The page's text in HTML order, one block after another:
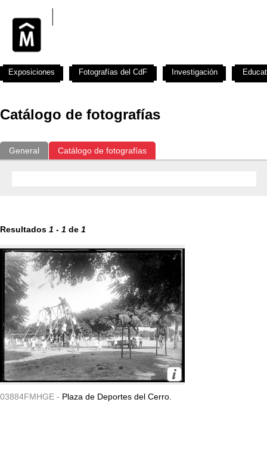
Catálogo de fotografías
General Catálogo de fotografías
Resultados 1 - 1 de 1
03884FMHGE - Plaza de Deportes del Cerro.
Exposiciones Fotografías del CdF Investigación